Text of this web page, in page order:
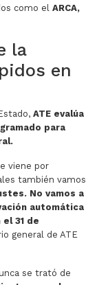
como el ARCA,
la
en
ATE evalúa
para
viene por
también vamos
No vamos a
automática
31 de
general de ATE
se trató de